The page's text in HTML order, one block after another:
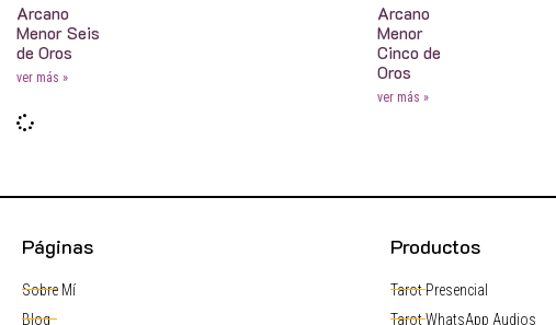
Arcano
Menor Seis
de Oros
ver más »
Arcano
Menor
Cinco de
Oros
ver más »
Páginas
Sobre Mí
Blog
Productos
Tarot Presencial
Tarot WhatsApp Audios